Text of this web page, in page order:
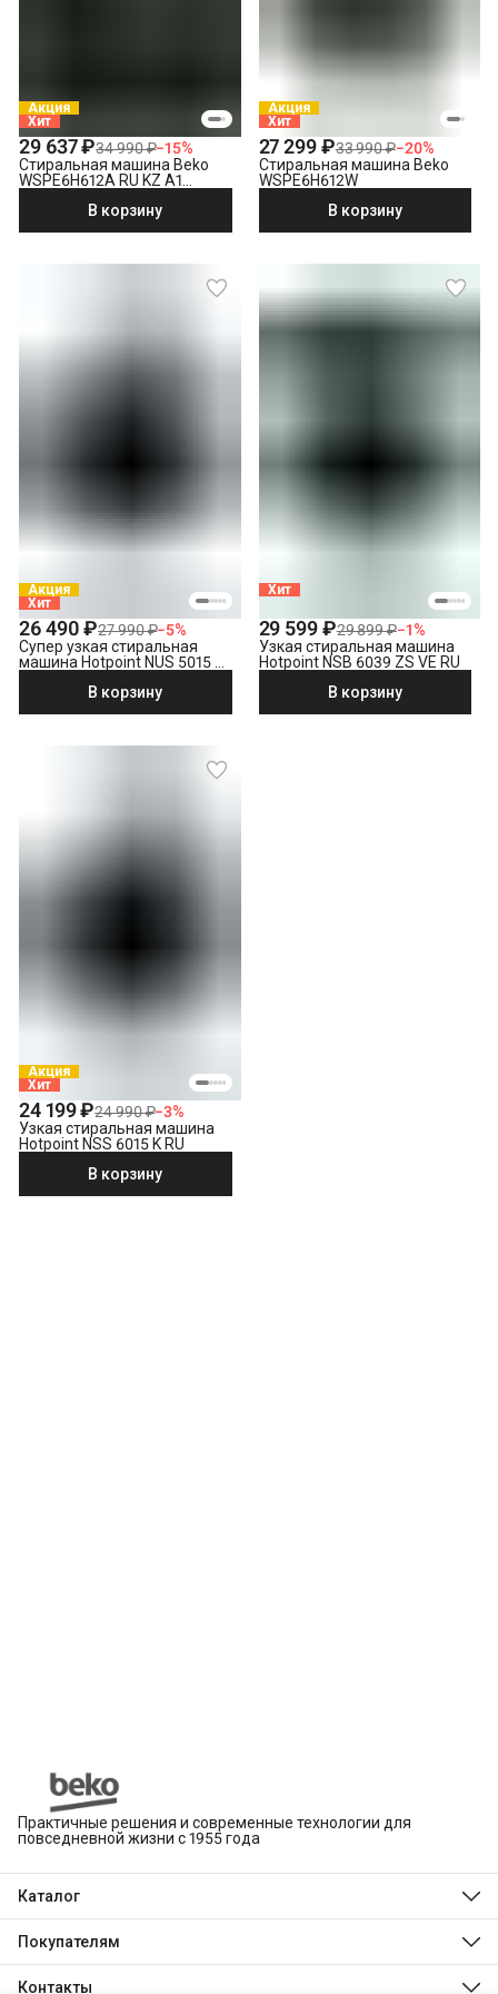
Выезд мастера за административные пределы города
Демонтаж отдельностоящей стиральной машины
Утилизация техники
Акция
Хит
29 637 ₽34 990 ₽−15%
Стиральная машина Beko
WSPE6H612A RU KZ A1
В корзину
Акция
Хит
27 299 ₽33 990 ₽−20%
Стиральная машина Beko
WSPE6H612W
В корзину
Акция
Хит
26 490 ₽27 990 ₽−5%
Супер узкая стиральная
машина Hotpoint NUS 5015 S
В корзину
Хит
29 599 ₽29 899 ₽−1%
Узкая стиральная машина
Hotpoint NSB 6039 ZS VE RU
В корзину
Акция
Хит
24 199 ₽24 990 ₽−3%
Узкая стиральная машина
Hotpoint NSS 6015 K RU
В корзину
Практичные решения и современные технологии для
повседневной жизни с 1955 года
Каталог
Hotpoint
Стиральные и сушильные машины
Покупателям
Оплата
Контакты